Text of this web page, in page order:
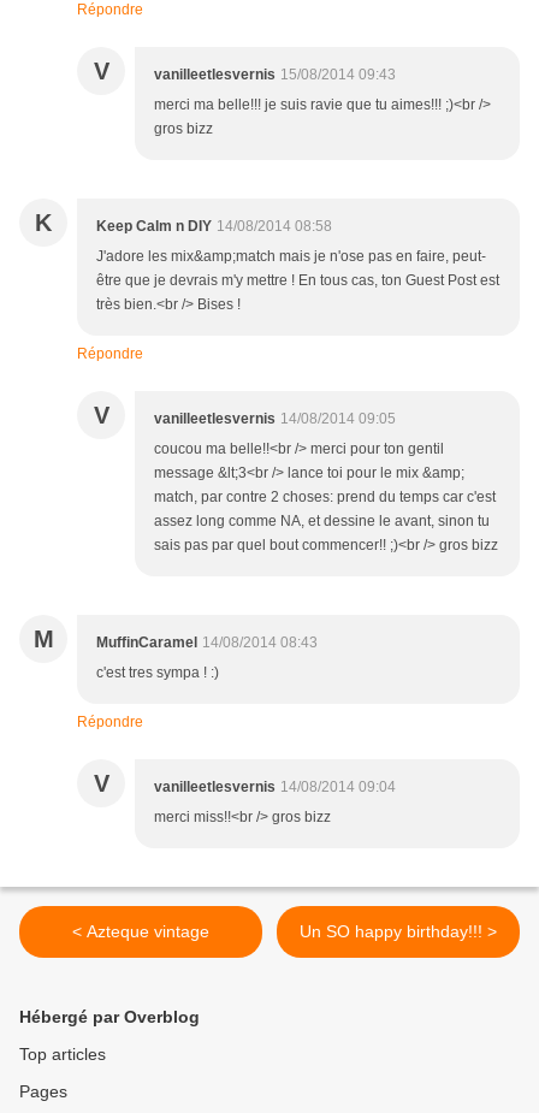
Répondre
V vanilleetlesvernis 15/08/2014 09:43
merci ma belle!!! je suis ravie que tu aimes!!! ;)<br />
gros bizz
K Keep Calm n DIY 14/08/2014 08:58
J'adore les mix&amp;match mais je n'ose pas en faire, peut-
être que je devrais m'y mettre ! En tous cas, ton Guest Post est
très bien.<br /> Bises !
Répondre
V vanilleetlesvernis 14/08/2014 09:05
coucou ma belle!!<br /> merci pour ton gentil
message &lt;3<br /> lance toi pour le mix &amp;
match, par contre 2 choses: prend du temps car c'est
assez long comme NA, et dessine le avant, sinon tu
sais pas par quel bout commencer!! ;)<br /> gros bizz
M MuffinCaramel 14/08/2014 08:43
c'est tres sympa ! :)
Répondre
V vanilleetlesvernis 14/08/2014 09:04
merci miss!!<br /> gros bizz
< Azteque vintage Un SO happy birthday!!! >
Hébergé par Overblog
Top articles
Pages